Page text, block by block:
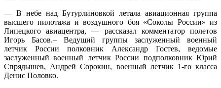
— В небе над Бутурлиновкой летала авиационная группа
высшего пилотажа и воздушного боя «Соколы России» из
Липецкого авиацентра, — рассказал комментатор полетов
Игорь Басов.– Ведущий группы заслуженный военный
летчик России полковник Александр Гостев, ведомые
заслуженный военный летчик России подполковник Юрий
Спрядышев, Андрей Сорокин, военный летчик 1-го класса
Денис Половко.